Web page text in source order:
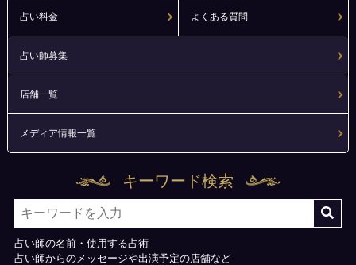
占い料金 よくある質問
占い師募集
店舗一覧
メディア情報一覧
キーワード検索
占い師の名前・使用する占術
占い師からのメッセージや出演予定の店舗など